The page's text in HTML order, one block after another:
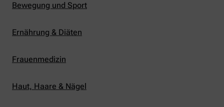
Bewegung und Sport
Ernährung & Diäten
Frauenmedizin
Haut, Haare & Nägel